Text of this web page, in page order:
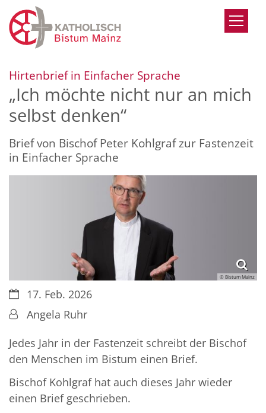
Zum Inhalt springen
Hirtenbrief in Einfacher Sprache
„Ich möchte nicht nur an mich
selbst denken“
Brief von Bischof Peter Kohlgraf zur Fastenzeit
in Einfacher Sprache
© Bistum Mainz
Datum:17. Feb. 2026
Von:Angela Ruhr
Jedes Jahr in der Fastenzeit schreibt der Bischof
den Menschen im Bistum einen Brief.
Bischof Kohlgraf hat auch dieses Jahr wieder
einen Brief geschrieben.